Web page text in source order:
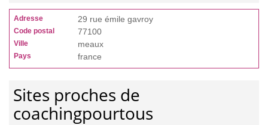
Adresse 29 rue émile gavroy
Code postal 77100
Ville meaux
Pays france
Sites proches de
coachingpourtous